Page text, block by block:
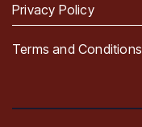
Privacy Policy
Terms and Conditions